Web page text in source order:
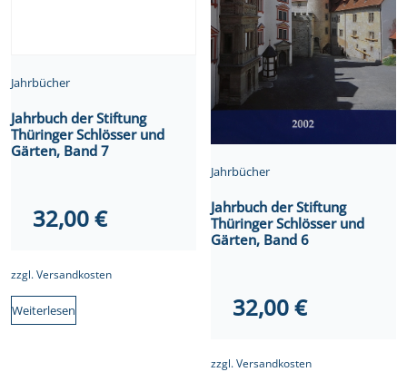
Jahrbücher
Jahrbuch der Stiftung
Thüringer Schlösser und
Gärten, Band 7
32,00€
zzgl.Versandkosten
Weiterlesen
Jahrbücher
Jahrbuch der Stiftung
Thüringer Schlösser und
Gärten, Band 6
32,00€
zzgl.Versandkosten